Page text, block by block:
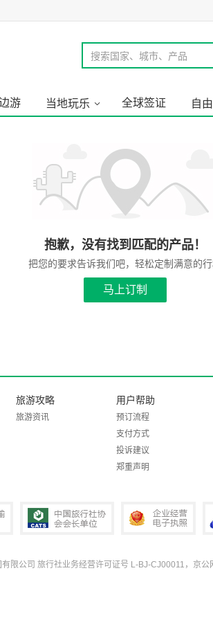
搜索国家、城市、产品
游 当地玩乐 全球签证 自
抱歉，没有找到匹配的产品！
把您的要求告诉我们吧，轻松定制满意的
马上订制
旅游攻略
旅游资讯
用户帮助
预订流程
支付方式
投诉建议
郑重声明
限公司 旅行社业务经营许可证号 L-BJ-CJ00011，京